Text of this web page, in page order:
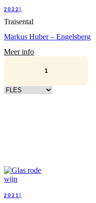
2022|
Traisental
Markus Huber – Engelsberg
Meer info
Kies verpakking
2021|